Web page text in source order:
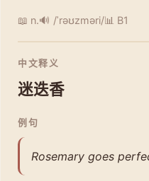
📖 n.🔊 /ˈrəʊzməri/📊 B1
中文释义
迷迭香
例句
Rosemary goes